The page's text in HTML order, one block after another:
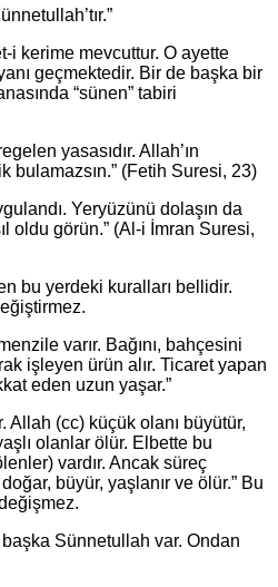
i kerime mevcuttur. O ayette
geçmektedir. Bir de başka bir
“sünen” tabiri
yasasıdır. Allah’ın
bulamazsın.” (Fetih Suresi, 23)
Yeryüzünü dolaşın da
oldu görün.” (Al-i İmran Suresi,
bu yerdeki kuralları bellidir.
varır. Bağını, bahçesini
işleyen ürün alır. Ticaret yapan
eden uzun yaşar.”
Allah (cc) küçük olanı büyütür,
olanlar ölür. Elbette bu
vardır. Ancak süreç
büyür, yaşlanır ve ölür.” Bu
Sünnetullah var. Ondan